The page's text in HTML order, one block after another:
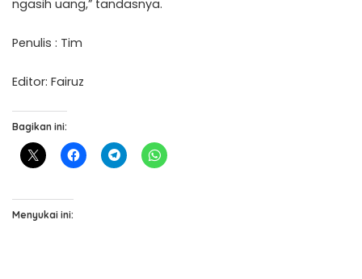
ngasih uang,” tandasnya.
Penulis : Tim
Editor: Fairuz
Bagikan ini:
Menyukai ini: